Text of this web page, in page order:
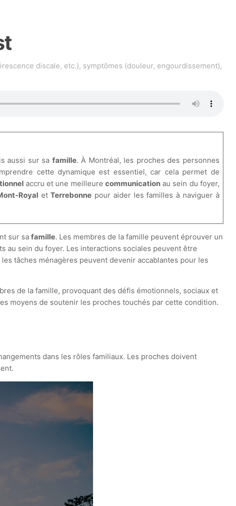
discale, etc.), symptômes (douleur, engourdissement),
aussi sur sa famille. À Montréal, les proches des personnes
cette dynamique est essentiel, car cela permet de
accru et une meilleure communicationau sein du foyer,
RoyaletTerrebonne pour aider les familles à naviguer à
sur safamille. Les membres de la famille peuvent éprouver un
au sein du foyer. Les interactions sociales peuvent être
tâches ménagères peuvent devenir accablantes pour les
de la famille, provoquant des défis émotionnels, sociaux et
moyens de soutenir les proches touchés par cette condition.
dans les rôles familiaux. Les proches doivent